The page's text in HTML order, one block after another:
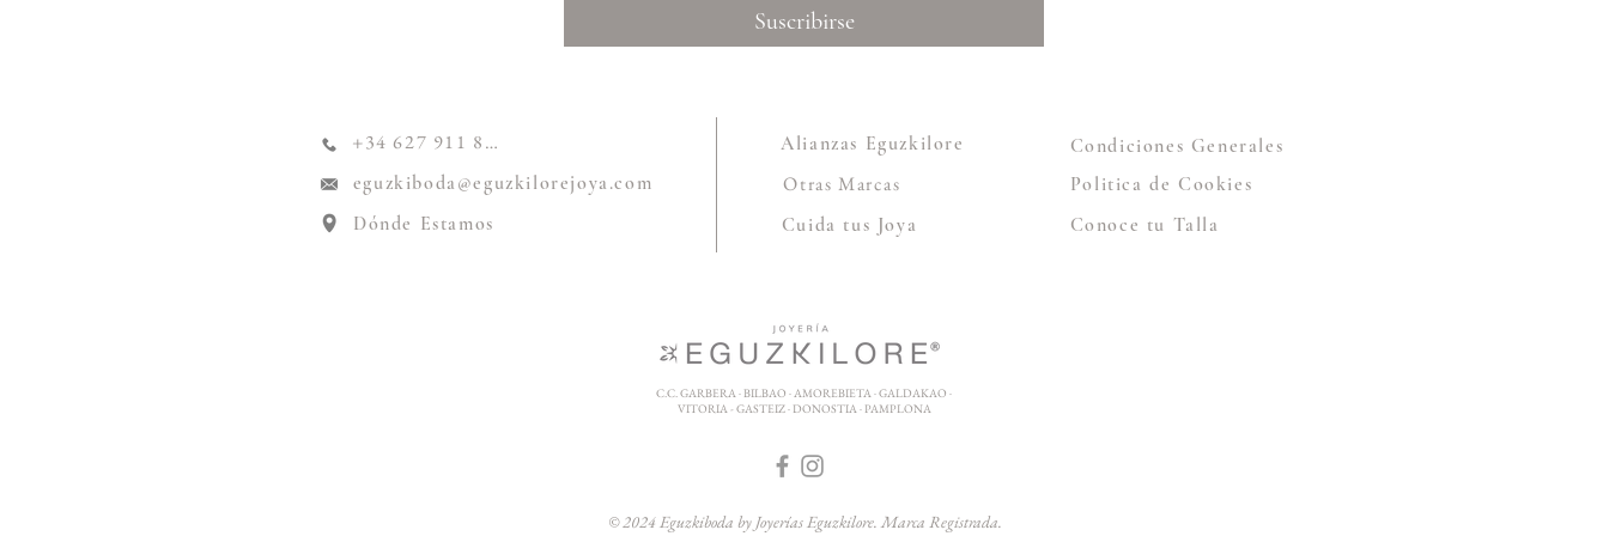
Suscribirse
+34 627 911 824
eguzkiboda@eguzkilorejoya.com
Dónde Estamos
Alianzas Eguzkilore
Otras Marcas
Cuida tus Joya
Condiciones Generales
Politica de Cookies
Conoce tu Talla
C.C. GARBERA · BILBAO · AMOREBIETA · GALDAKAO ·
VITORIA - GASTEIZ · DONOSTIA · PAMPLONA
© 2024 Eguzkiboda by Joyerías Eguzkilore. Marca Registrada.